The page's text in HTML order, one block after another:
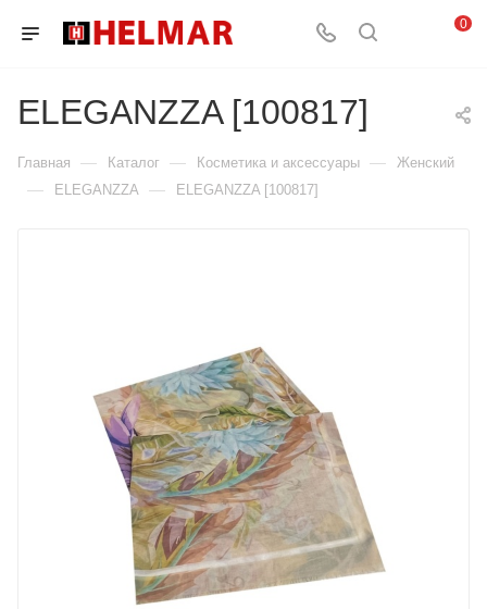
0
ELEGANZZA [100817]
Главная — Каталог — Косметика и аксессуары — Женский
— ELEGANZZA — ELEGANZZA [100817]